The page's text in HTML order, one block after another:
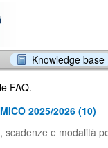
Knowledge base
FAQ.
2025/2026 (10)
scadenze e modalità